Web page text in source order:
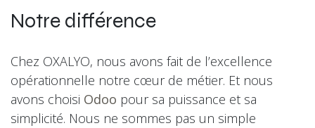
Notre différence
Chez OXALYO, nous avons fait de l’excellence
opérationnelle notre cœur de métier. Et nous
avons choisi Odoo pour sa puissance et sa
simplicité. Nous ne sommes pas un simple